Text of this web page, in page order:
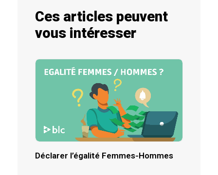
Ces articles peuvent
vous intéresser
Déclarer l’égalité Femmes-Hommes